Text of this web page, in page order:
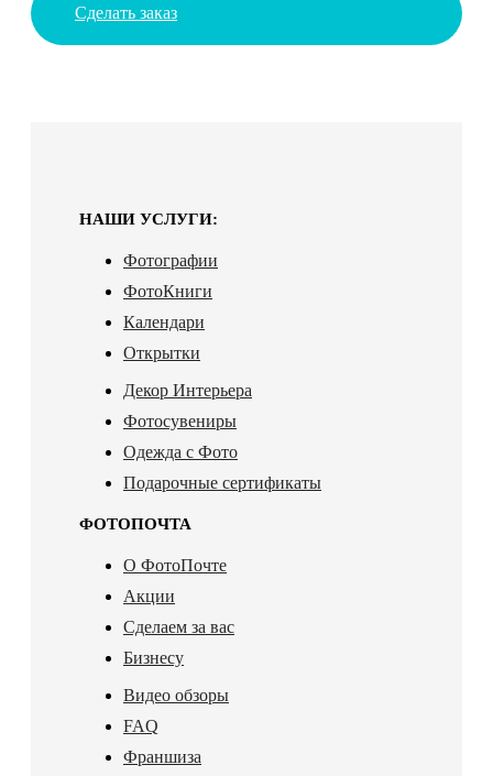
Сделать заказ
НАШИ УСЛУГИ:
Фотографии
ФотоКниги
Календари
Открытки
Декор Интерьера
Фотосувениры
Одежда с Фото
Подарочные сертификаты
ФОТОПОЧТА
О ФотоПочте
Акции
Сделаем за вас
Бизнесу
Видео обзоры
FAQ
Франшиза